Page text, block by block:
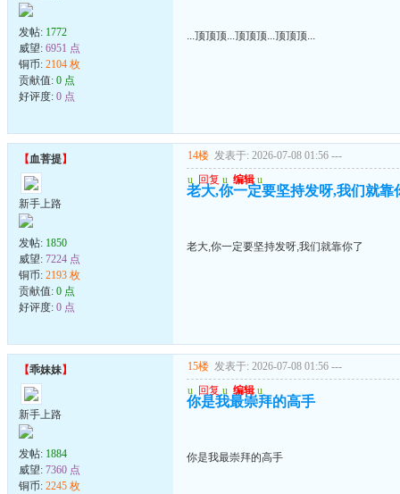
发帖: 1772
威望: 6951 点
铜币: 2104 枚
贡献值: 0 点
好评度: 0 点
...顶顶顶...顶顶顶...顶顶顶...
【血菩提】
新手上路
发帖: 1850
威望: 7224 点
铜币: 2193 枚
贡献值: 0 点
好评度: 0 点
14楼 发表于: 2026-07-08 01:56 ---
u 回复 u 编辑 u
老大,你一定要坚持发呀,我们就靠
老大,你一定要坚持发呀,我们就靠你了
【乖妹妹】
新手上路
发帖: 1884
威望: 7360 点
铜币: 2245 枚
15楼 发表于: 2026-07-08 01:56 ---
u 回复 u 编辑 u
你是我最崇拜的高手
你是我最崇拜的高手